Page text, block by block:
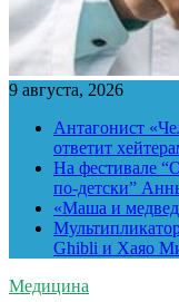
9 августа, 2026
Антагонист
ответит
На фестивале
по-детски”
«Маша и
Ghibli и Хаяо
Медицина